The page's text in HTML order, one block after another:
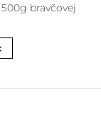
bravčovej